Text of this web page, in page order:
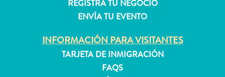
REGISTRA TU NEGOCIO
ENVÍA TU EVENTO
INFORMACIÓN PARA VISITANTES
TARJETA DE INMIGRACIÓN
FAQS